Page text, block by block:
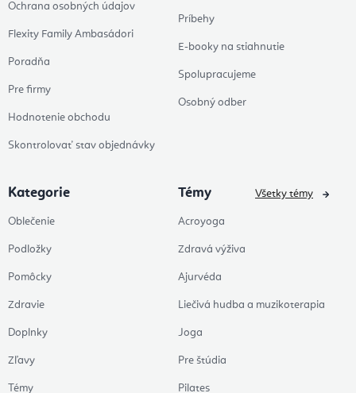
Ochrana osobných údajov
Flexity Family Ambasádori
Poradňa
Pre firmy
Hodnotenie obchodu
Skontrolovať stav objednávky
Príbehy
E-booky na stiahnutie
Spolupracujeme
Osobný odber
Kategorie
Oblečenie
Podložky
Pomôcky
Zdravie
Doplnky
Zľavy
Témy
Témy
Acroyoga
Zdravá výživa
Ajurvéda
Liečivá hudba a muzikoterapia
Joga
Pre štúdia
Pilates
Všetky témy